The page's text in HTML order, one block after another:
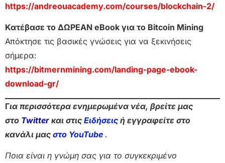
https://andreouacademy.com/courses/blockchain-2/
Κατέβασε το ΔΩΡΕΑΝ eBook για το Bitcoin Mining
Απόκτησε τις βασικές γνώσεις για να ξεκινήσεις
σήμερα:
https://bitmernmining.com/landing-page-ebook-
download-gr/
Για περισσότερα ενημερωμένα νέα, βρείτε μας
στο Twitter και στις Ειδήσεις ή εγγραφείτε στο
κανάλι μας στο YouTube .
Ποια είναι η γνώμη σας για το συγκεκριμένο